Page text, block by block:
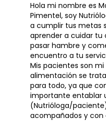
Hola mi nombre es
Pimentel, soy
a cumplir tus metas
aprender a cuidar tu
pasar hambre y
encuentro a tu
Mis pacientes son
alimentación se
para todo, ya que
importante entablar
(Nutrióloga/
acompañados y con